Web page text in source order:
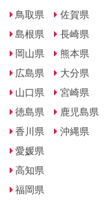
鳥取県
島根県
岡山県
広島県
山口県
徳島県
香川県
愛媛県
高知県
福岡県
佐賀県
長崎県
熊本県
大分県
宮崎県
鹿児島県
沖縄県